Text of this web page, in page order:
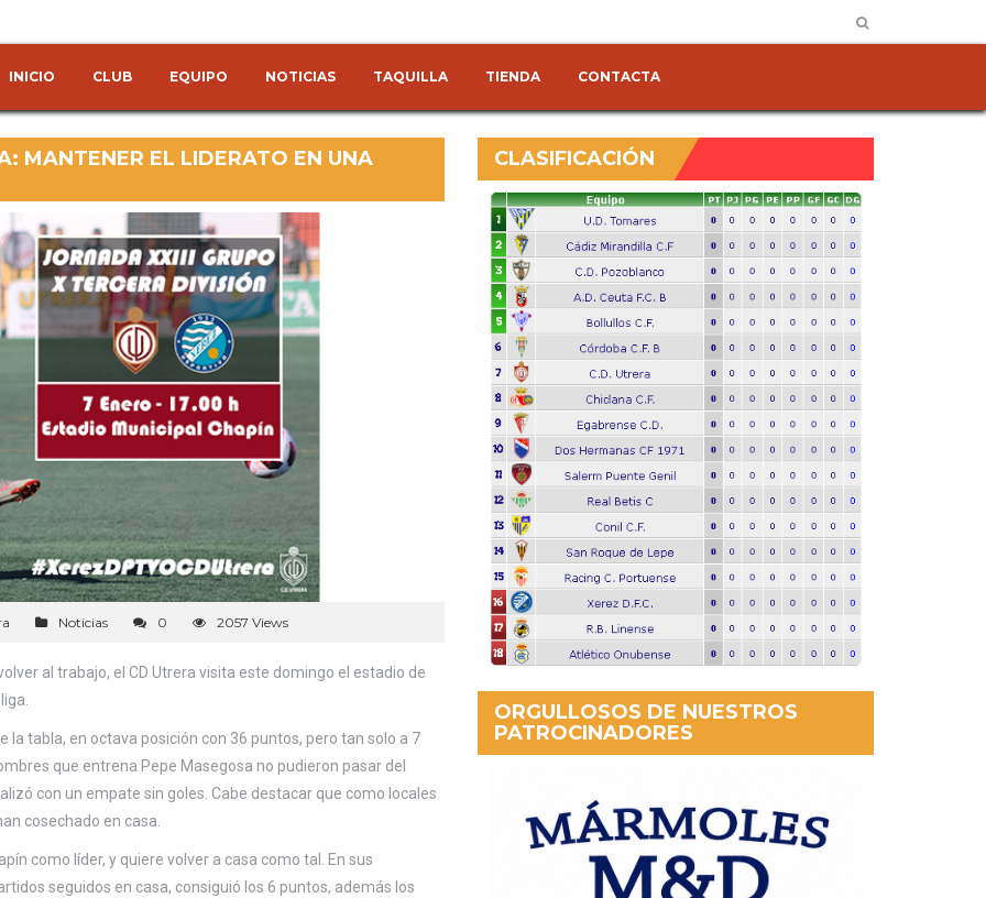
INICIO CLUB EQUIPO NOTICIAS TAQUILLA TIENDA CONTACTA
MANTENER EL LIDERATO EN UNA
Noticias 0 2057 Views
al trabajo, el CD Utrera visita este domingo el estadio de
la tabla, en octava posición con 36 puntos, pero tan solo a 7
que entrena Pepe Masegosa no pudieron pasar del
con un empate sin goles. Cabe destacar que como locales
cosechado en casa.
como líder, y quiere volver a casa como tal. En sus
seguidos en casa, consiguió los 6 puntos, además los
CLASIFICACIÓN
ORGULLOSOS DE NUESTROS
PATROCINADORES